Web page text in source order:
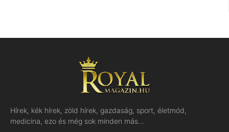
Hírek, kék hírek, zöld hírek, gazdaság, sport, életmód,
medicina, ezo és még sok minden más…